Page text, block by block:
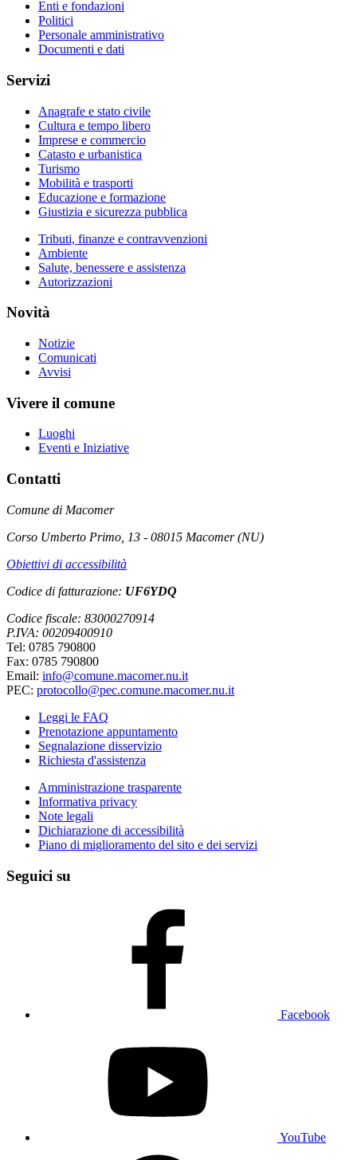
Enti e fondazioni
Politici
Personale amministrativo
Documenti e dati
Servizi
Anagrafe e stato civile
Cultura e tempo libero
Imprese e commercio
Catasto e urbanistica
Turismo
Mobilità e trasporti
Educazione e formazione
Giustizia e sicurezza pubblica
Tributi, finanze e contravvenzioni
Ambiente
Salute, benessere e assistenza
Autorizzazioni
Novità
Notizie
Comunicati
Avvisi
Vivere il comune
Luoghi
Eventi e Iniziative
Contatti
Comune di Macomer
Corso Umberto Primo, 13 - 08015 Macomer (NU)
Obiettivi di accessibilità
Codice di fatturazione: UF6YDQ
Codice fiscale: 83000270914
P.IVA: 00209400910
Tel: 0785 790800
Fax: 0785 790800
Email: info@comune.macomer.nu.it
PEC: protocollo@pec.comune.macomer.nu.it
Leggi le FAQ
Prenotazione appuntamento
Segnalazione disservizio
Richiesta d'assistenza
Amministrazione trasparente
Informativa privacy
Note legali
Dichiarazione di accessibilità
Piano di miglioramento del sito e dei servizi
Seguici su
Facebook
YouTube